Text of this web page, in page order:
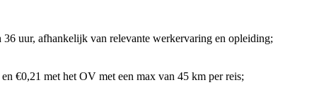
uur, afhankelijk van relevante werkervaring en opleiding;
€0,21 met het OV met een max van 45 km per reis;